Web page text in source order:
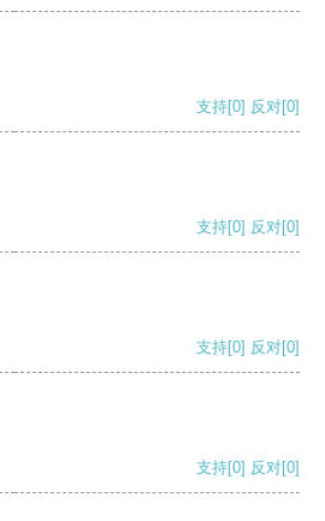
支持[0] 反对[0]
支持[0] 反对[0]
支持[0] 反对[0]
支持[0] 反对[0]